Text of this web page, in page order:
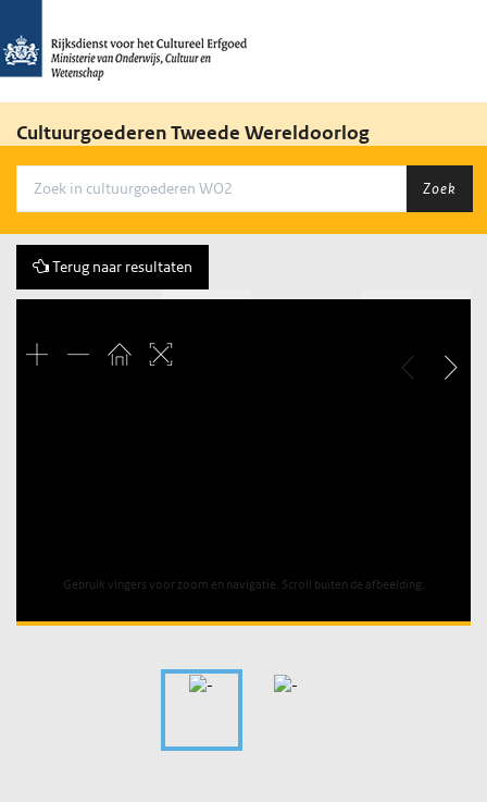
Cultuurgoederen Tweede Wereldoorlog
Zoek
Terug naar resultaten
Gebruik vingers voor zoom en navigatie. Scroll buiten de afbeelding.